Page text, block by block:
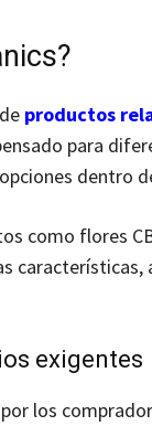
productos
para
dentro
como flores
exigentes
los